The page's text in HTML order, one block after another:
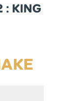
: KING